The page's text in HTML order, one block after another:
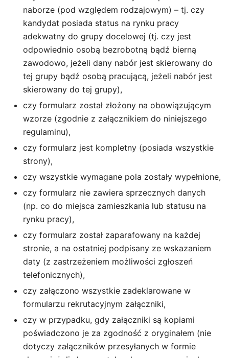
naborze (pod względem rodzajowym) – tj. czy
kandydat posiada status na rynku pracy
adekwatny do grupy docelowej (tj. czy jest
odpowiednio osobą bezrobotną bądź bierną
zawodowo, jeżeli dany nabór jest skierowany do
tej grupy bądź osobą pracującą, jeżeli nabór jest
skierowany do tej grupy),
czy formularz został złożony na obowiązującym
wzorze (zgodnie z załącznikiem do niniejszego
regulaminu),
czy formularz jest kompletny (posiada wszystkie
strony),
czy wszystkie wymagane pola zostały wypełnione,
czy formularz nie zawiera sprzecznych danych
(np. co do miejsca zamieszkania lub statusu na
rynku pracy),
czy formularz został zaparafowany na każdej
stronie, a na ostatniej podpisany ze wskazaniem
daty (z zastrzeżeniem możliwości zgłoszeń
telefonicznych),
czy załączono wszystkie zadeklarowane w
formularzu rekrutacyjnym załączniki,
czy w przypadku, gdy załączniki są kopiami
poświadczono je za zgodność z oryginałem (nie
dotyczy załączników przesyłanych w formie